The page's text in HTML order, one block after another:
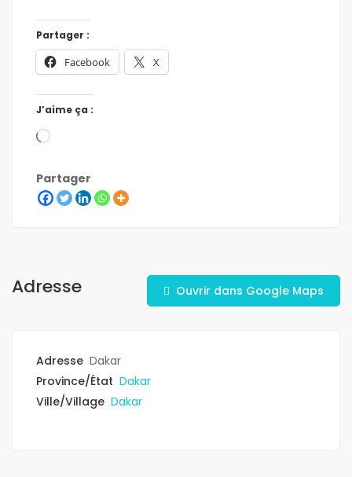
Partager :
Facebook X
J’aime ça :
Partager
Adresse Ouvrir dans Google Maps
Adresse Dakar
Province/État Dakar
Ville/Village Dakar